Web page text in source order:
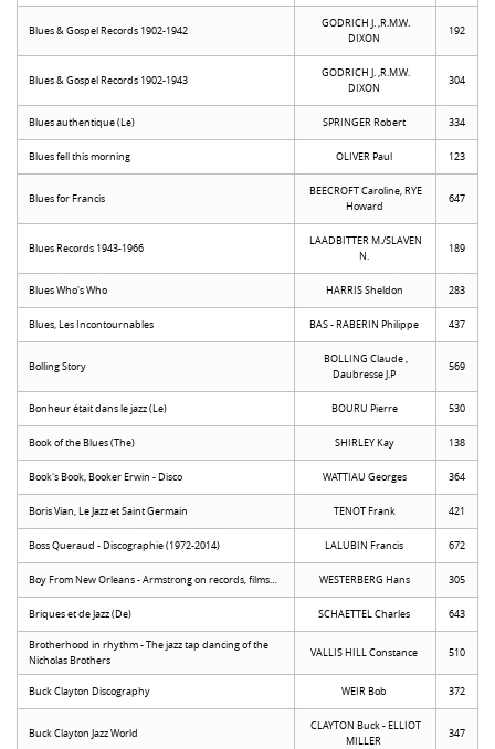
Blues & Gospel Records 1902-1942
GODRICH J. ,R.M.W.
DIXON
192
Blues & Gospel Records 1902-1943
GODRICH J. ,R.M.W.
DIXON
304
Blues authentique (Le) SPRINGER Robert 334
Blues fell this morning OLIVER Paul 123
Blues for Francis
BEECROFT Caroline, RYE
Howard
647
Blues Records 1943-1966
LAADBITTER M./SLAVEN
N.
189
Blues Who's Who HARRIS Sheldon 283
Blues, Les Incontournables BAS - RABERIN Philippe 437
Bolling Story
BOLLING Claude ,
Daubresse J.P
569
Bonheur était dans le jazz (Le) BOURU Pierre 530
Book of the Blues (The) SHIRLEY Kay 138
Book's Book, Booker Erwin - Disco WATTIAU Georges 364
Boris Vian, Le Jazz et Saint Germain TENOT Frank 421
Boss Queraud - Discographie (1972-2014) LALUBIN Francis 672
Boy From New Orleans - Armstrong on records, films… WESTERBERG Hans 305
Briques et de Jazz (De) SCHAETTEL Charles 643
Brotherhood in rhythm - The jazz tap dancing of the
Nicholas Brothers
VALLIS HILL Constance 510
Buck Clayton Discography WEIR Bob 372
Buck Clayton Jazz World
CLAYTON Buck - ELLIOT
MILLER
347